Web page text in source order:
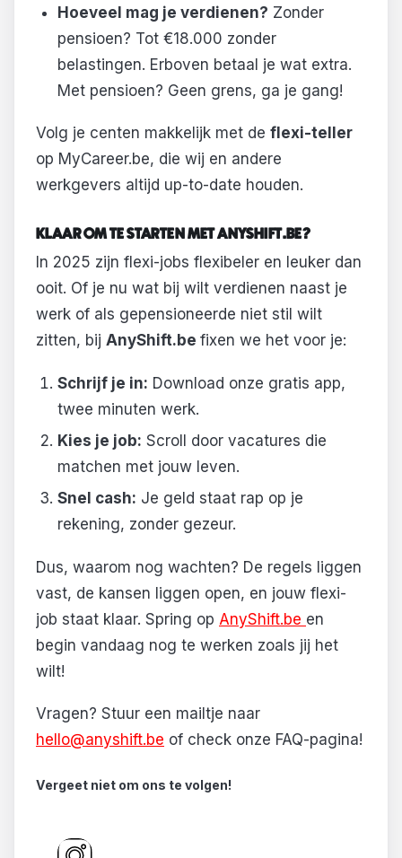
Hoeveel mag je verdienen? Zonder
pensioen? Tot €18.000 zonder
belastingen. Erboven betaal je wat extra.
Met pensioen? Geen grens, ga je gang!
Volg je centen makkelijk met de flexi-teller
op MyCareer.be, die wij en andere
werkgevers altijd up-to-date houden.
KLAAR OM TE STARTEN MET ANYSHIFT.BE?
In 2025 zijn flexi-jobs flexibeler en leuker dan
ooit. Of je nu wat bij wilt verdienen naast je
werk of als gepensioneerde niet stil wilt
zitten, bij AnyShift.be fixen we het voor je:
Schrijf je in: Download onze gratis app,
twee minuten werk.
Kies je job: Scroll door vacatures die
matchen met jouw leven.
Snel cash: Je geld staat rap op je
rekening, zonder gezeur.
Dus, waarom nog wachten? De regels liggen
vast, de kansen liggen open, en jouw flexi-
job staat klaar. Spring op AnyShift.be en
begin vandaag nog te werken zoals jij het
wilt!
Vragen? Stuur een mailtje naar
hello@anyshift.be of check onze FAQ-pagina!
Vergeet niet om ons te volgen!